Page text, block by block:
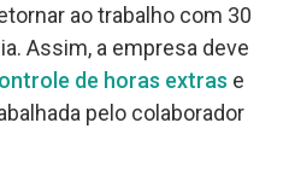
ao trabalho com 30
Assim, a empresa deve
de horas extras e
pelo colaborador